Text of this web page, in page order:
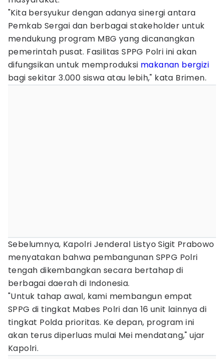
"Kita bersyukur dengan adanya sinergi antara
Pemkab Sergai dan berbagai stakeholder untuk
mendukung program MBG yang dicanangkan
pemerintah pusat. Fasilitas SPPG Polri ini akan
difungsikan untuk memproduksi makanan bergizi
bagi sekitar 3.000 siswa atau lebih," kata Brimen.
Sebelumnya, Kapolri Jenderal Listyo Sigit Prabowo
menyatakan bahwa pembangunan SPPG Polri
tengah dikembangkan secara bertahap di
berbagai daerah di Indonesia.
"Untuk tahap awal, kami membangun empat
SPPG di tingkat Mabes Polri dan 16 unit lainnya di
tingkat Polda prioritas. Ke depan, program ini
akan terus diperluas mulai Mei mendatang," ujar
Kapolri.